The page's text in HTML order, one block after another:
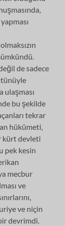
de sadece
ulaşması
bu şekilde
tekrar
hükümeti,
kürt devleti
pek kesin
mecbur
ve
ve niçin
devrimdi.